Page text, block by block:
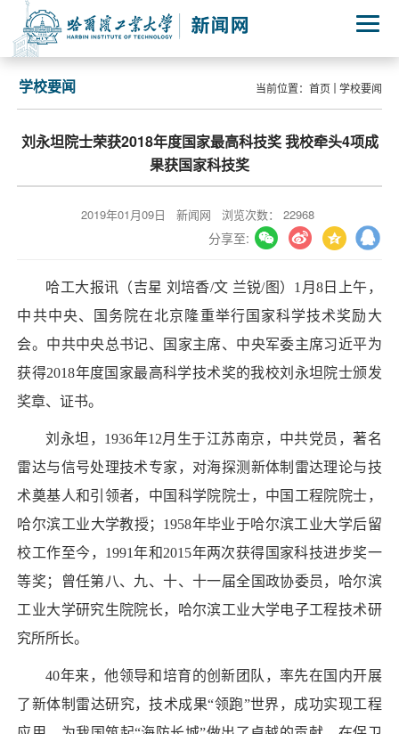
当前位置： 首页 学校要闻
学校要闻
刘永坦院士荣获2018年度国家最高科技奖 我校牵头4项成
果获国家科技奖
2019年01月09日 新闻网 浏览次数： 22968
分享至:
哈工大报讯（吉星 刘培香/文 兰锐/图）1月8日上午，
中共中央、国务院在北京隆重举行国家科学技术奖励大
会。中共中央总书记、国家主席、中央军委主席习近平为
获得2018年度国家最高科学技术奖的我校刘永坦院士颁发
奖章、证书。
刘永坦，1936年12月生于江苏南京，中共党员，著名
雷达与信号处理技术专家，对海探测新体制雷达理论与技
术奠基人和引领者，中国科学院院士，中国工程院院士，
哈尔滨工业大学教授；1958年毕业于哈尔滨工业大学后留
校工作至今，1991年和2015年两次获得国家科技进步奖一
等奖；曾任第八、九、十、十一届全国政协委员，哈尔滨
工业大学研究生院院长，哈尔滨工业大学电子工程技术研
究所所长。
40年来，他领导和培育的创新团队，率先在国内开展
了新体制雷达研究，技术成果“领跑”世界，成功实现工程